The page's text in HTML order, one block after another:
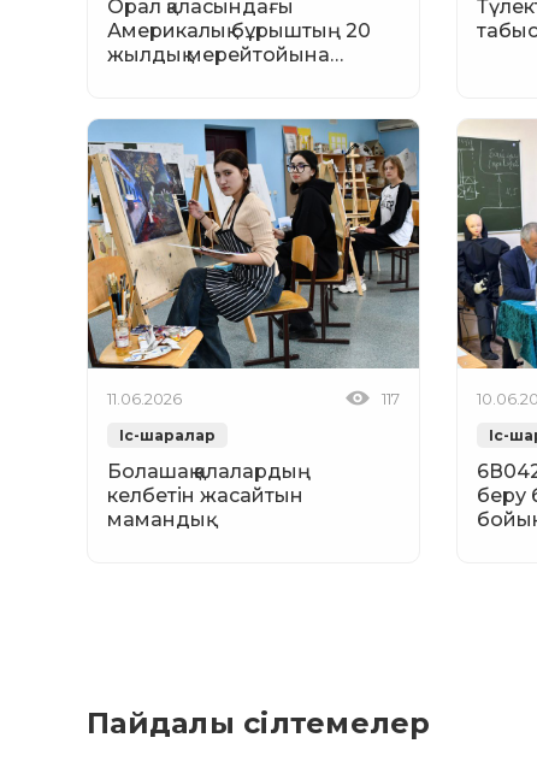
Орал қаласындағы
Америкалық бұрыштың 20
жылдық мерейтойына
11.06.2026 117
Іс-шаралар
Болашақ қалалардың
келбетін жасайтын
мамандық
Іс-
беру
Пайдалы сілтемелер